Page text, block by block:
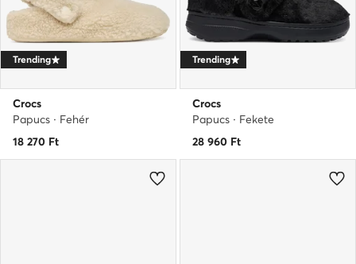
Trending
Crocs
Papucs · Fehér
18 270 Ft
Trending
Crocs
Papucs · Fekete
28 960 Ft